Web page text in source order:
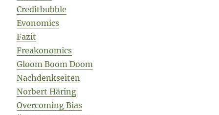
Creditbubble
Evonomics
Fazit
Freakonomics
Gloom Boom Doom
Nachdenkseiten
Norbert Häring
Overcoming Bias